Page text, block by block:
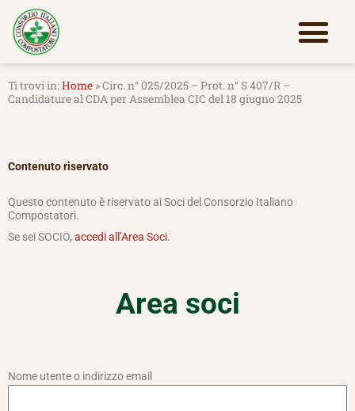
contenuto
Home »Circ. n° 025/2025 – Prot. n° S 407/R –
Candidature al CDA per Assemblea CIC del 18 giugno 2025
Contenuto riservato
Questo contenuto è riservato ai Soci del Consorzio Italiano
Compostatori.
Se sei SOCIO, accedi all’Area Soci.
Area soci
Nome utente o indirizzo email